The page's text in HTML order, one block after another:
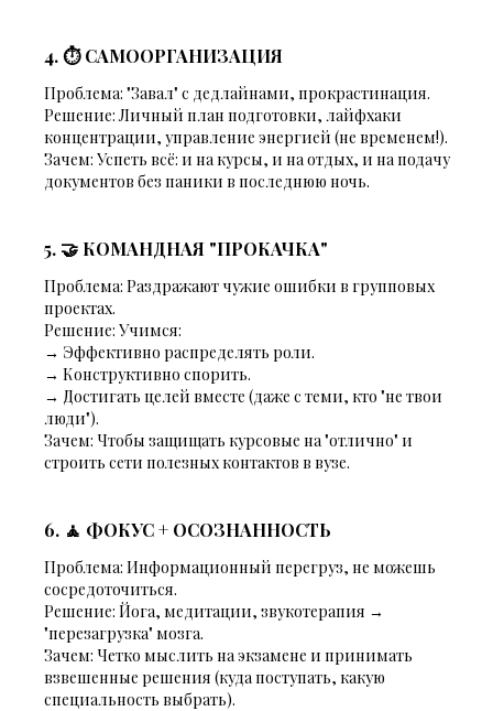
4. ⏱ САМООРГАНИЗАЦИЯ
Проблема: "Завал" с дедлайнами, прокрастинация.
Решение:Личный план подготовки, лайфхаки
концентрации, управление энергией (не временем!).
Зачем: Успеть всё: и на курсы, и на отдых, и на подачу
документов без паники в последнюю ночь.
5. 🤝 КОМАНДНАЯ "ПРОКАЧКА"
Проблема: Раздражают чужие ошибки в групповых
проектах.
Решение: Учимся:
→ Эффективно распределять роли.
→ Конструктивно спорить.
→ Достигать целей вместе (даже с теми, кто "не твои
люди").
Зачем: Чтобы защищать курсовые на "отлично" и
строить сети полезных контактов в вузе.
6. 🧘 ФОКУС + ОСОЗНАННОСТЬ
Проблема: Информационный перегруз, не можешь
сосредоточиться.
Решение: Йога, медитации, звукотерапия →
"перезагрузка" мозга.
Зачем: Четко мыслить на экзамене и принимать
взвешенные решения (куда поступать, какую
специальность выбрать).